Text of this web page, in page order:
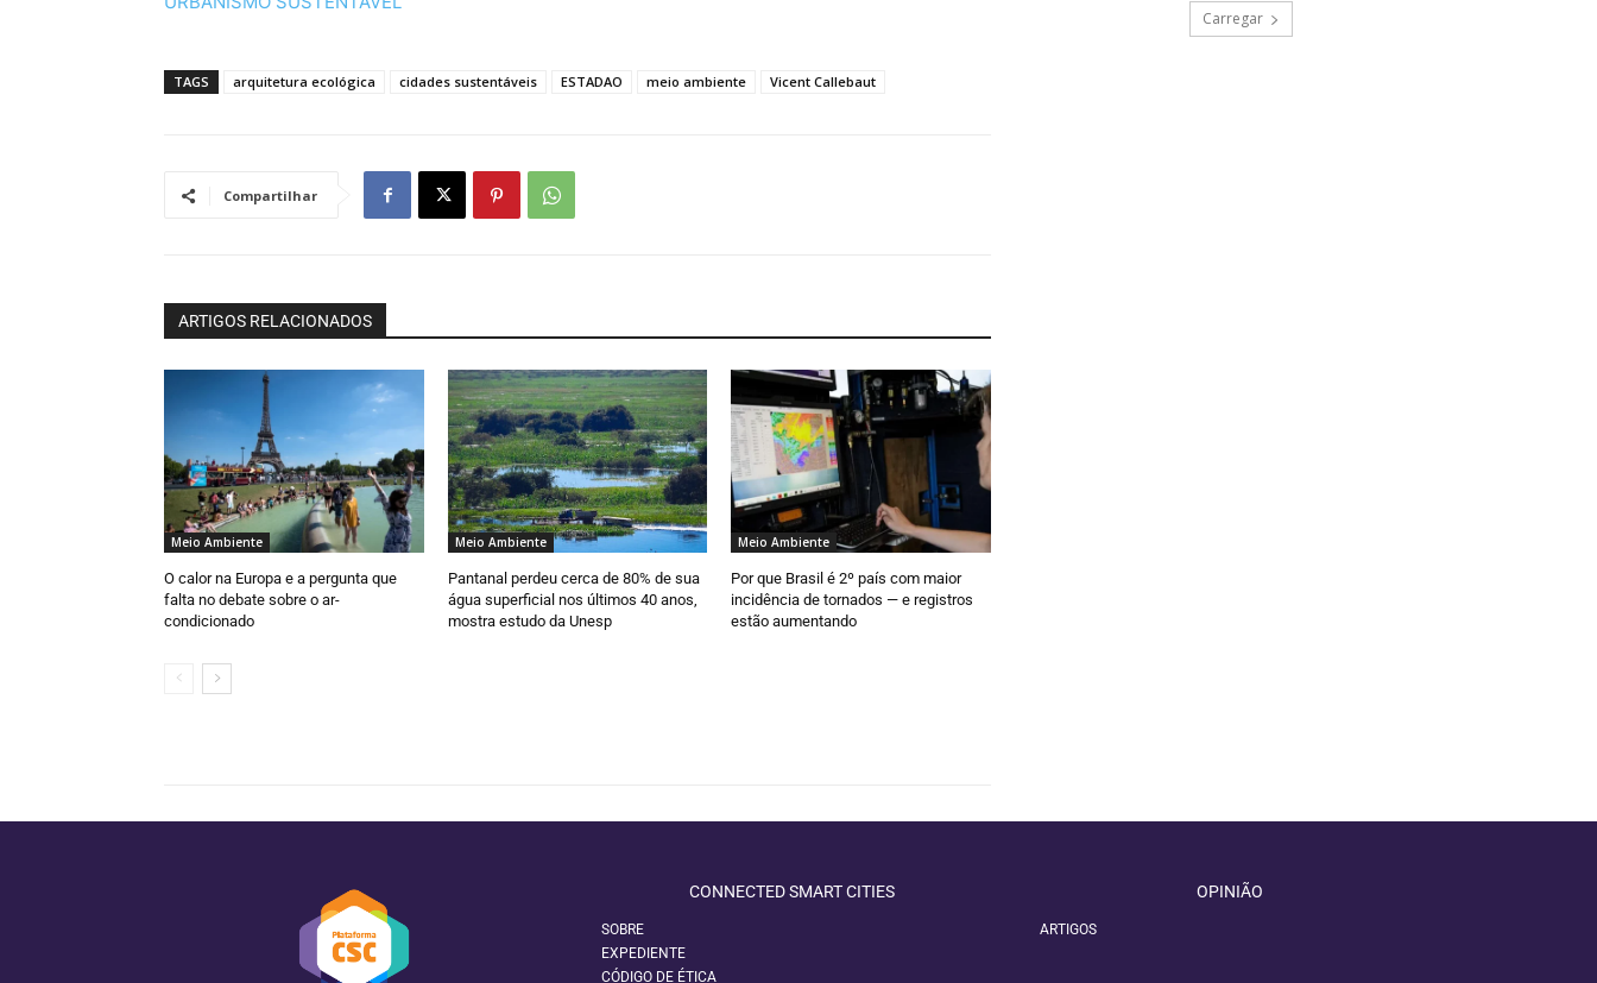
TAGS arquitetura ecológica cidades sustentáveis ESTADAO meio ambiente Vicent Callebaut
Compartilhar
ARTIGOS RELACIONADOS
Meio Ambiente
O calor na Europa e a pergunta que
falta no debate sobre o ar-
condicionado
Meio Ambiente
Pantanal perdeu cerca de 80% de sua
água superficial nos últimos 40 anos,
mostra estudo da Unesp
Meio Ambiente
Por que Brasil é 2º país com maior
incidência de tornados — e registros
estão aumentando
Carregar
CONNECTED SMART CITIES
SOBRE
EXPEDIENTE
CÓDIGO DE ÉTICA
OPINIÃO
ARTIGOS